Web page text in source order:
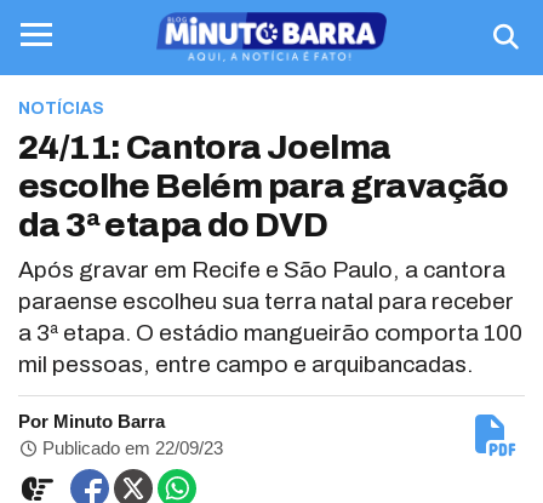
NOTÍCIAS
24/11: Cantora Joelma
escolhe Belém para gravação
da 3ª etapa do DVD
Após gravar em Recife e São Paulo, a cantora
paraense escolheu sua terra natal para receber
a 3ª etapa. O estádio mangueirão comporta 100
mil pessoas, entre campo e arquibancadas.
Por Minuto Barra
Publicado em 22/09/23